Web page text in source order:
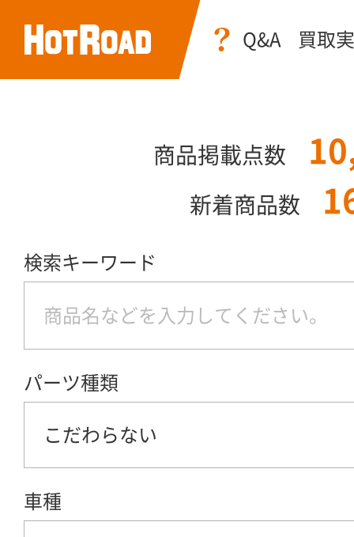
Q&A 買取
商品掲載点数
新着商品数
検索キーワード
パーツ種類
こだわらない
車種